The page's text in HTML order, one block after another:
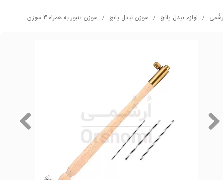
لوازم نیدل پانچ سوزن نیدل پانچ سوزن تنبور به همراه 3 سوزن